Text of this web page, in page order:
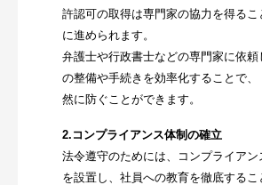
許認可の取得は専門家の協力を得るこ
に進められます。
弁護士や行政書士などの専門家に依頼
の整備や手続きを効率化することで、
然に防ぐことができます。
2.コンプライアンス体制の確立
法令遵守のためには、コンプライアン
を設置し、社員への教育を徹底するこ